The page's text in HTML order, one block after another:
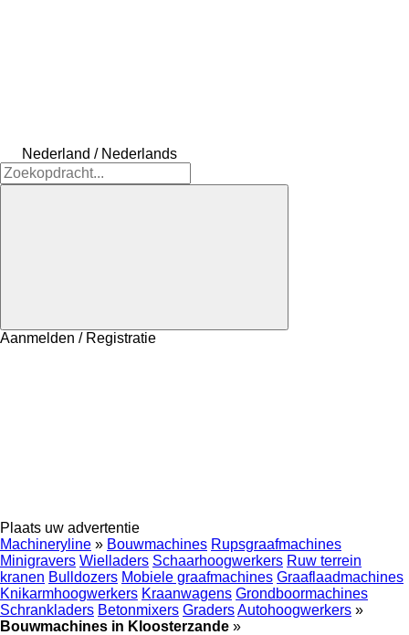
Nederland / Nederlands
Aanmelden / Registratie
Plaats uw advertentie
Machineryline » Bouwmachines Rupsgraafmachines
Minigravers Wielladers Schaarhoogwerkers Ruw terrein
kranen Bulldozers Mobiele graafmachines Graaflaadmachines
Knikarmhoogwerkers Kraanwagens Grondboormachines
Schrankladers Betonmixers GradersAutohoogwerkers »
Bouwmachines in Kloosterzande »